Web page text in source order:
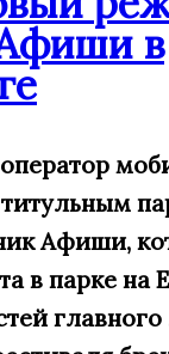
в
Афиши,
в парке на
главного